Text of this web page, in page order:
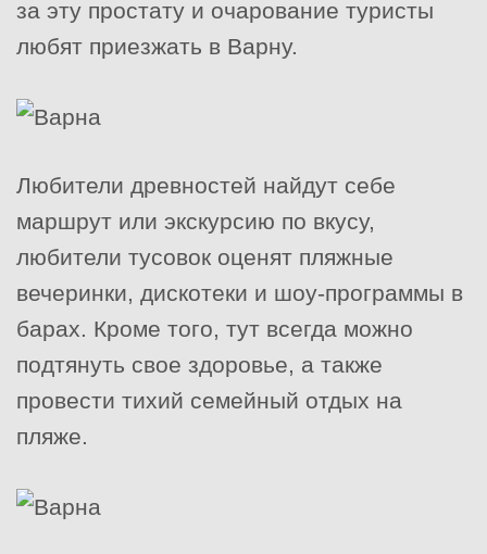
за эту простату и очарование туристы
любят приезжать в Варну.
Любители древностей найдут себе
маршрут или экскурсию по вкусу,
любители тусовок оценят пляжные
вечеринки, дискотеки и шоу-программы в
барах. Кроме того, тут всегда можно
подтянуть свое здоровье, а также
провести тихий семейный отдых на
пляже.